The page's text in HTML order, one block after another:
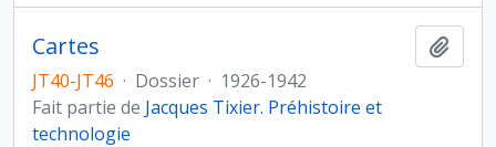
Cartes
JT40-JT46 · Dossier · 1926-1942
Fait partie de Jacques Tixier. Préhistoire et
technologie